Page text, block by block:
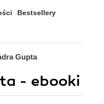
Bestsellery
Gupta
- ebooki